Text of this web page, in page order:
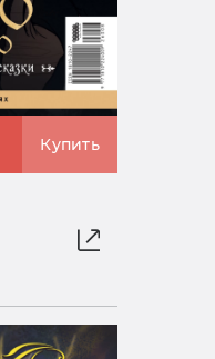
Купить